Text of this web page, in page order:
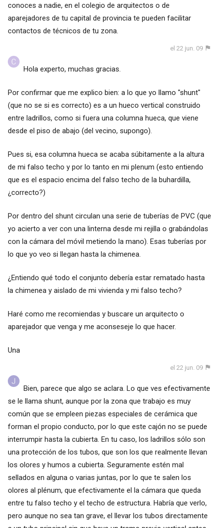
conoces a nadie, en el colegio de arquitectos o de
aparejadores de tu capital de provincia te pueden facilitar
contactos de técnicos de tu zona.
el 22 jun. 09
Hola experto, muchas gracias.
Por confirmar que me explico bien: a lo que yo llamo "shunt"
(que no se si es correcto) es a un hueco vertical construido
entre ladrillos, como si fuera una columna hueca, que viene
desde el piso de abajo (del vecino, supongo).
Pues si, esa columna hueca se acaba súbitamente a la altura
de mi falso techo y por lo tanto en mi plenum (esto entiendo
que es el espacio encima del falso techo de la buhardilla,
¿correcto?)
Por dentro del shunt circulan una serie de tuberías de PVC (que
yo acierto a ver con una linterna desde mi rejilla o grabándolas
con la cámara del móvil metiendo la mano). Esas tuberías por
lo que yo veo si llegan hasta la chimenea.
¿Entiendo qué todo el conjunto debería estar rematado hasta
la chimenea y aislado de mi vivienda y mi falso techo?
Haré como me recomiendas y buscare un arquitecto o
aparejador que venga y me aconseseje lo que hacer.
Una
el 22 jun. 09
Bien, parece que algo se aclara. Lo que ves efectivamente
se le llama shunt, aunque por la zona que trabajo es muy
común que se empleen piezas especiales de cerámica que
forman el propio conducto, por lo que este cajón no se puede
interrumpir hasta la cubierta. En tu caso, los ladrillos sólo son
una protección de los tubos, que son los que realmente llevan
los olores y humos a cubierta. Seguramente estén mal
sellados en alguna o varias juntas, por lo que te salen los
olores al plénum, que efectivamente el la cámara que queda
entre tu falso techo y el techo de estructura. Habría que verlo,
pero aunque no sea tan grave, el llevar los tubos directamente